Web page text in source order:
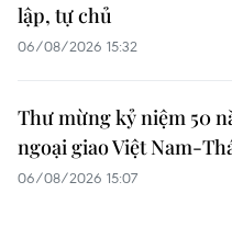
lập, tự chủ
06/08/2026 15:32
Thư mừng kỷ niệm 50
ngoại giao Việt Nam-
06/08/2026 15:07